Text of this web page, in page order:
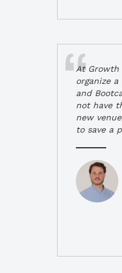
At Growth
organize
and
not have
new
to save a